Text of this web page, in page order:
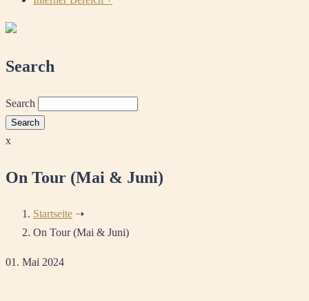
Search
Search
x
On Tour (Mai & Juni)
Startseite ➝
On Tour (Mai & Juni)
01. Mai 2024